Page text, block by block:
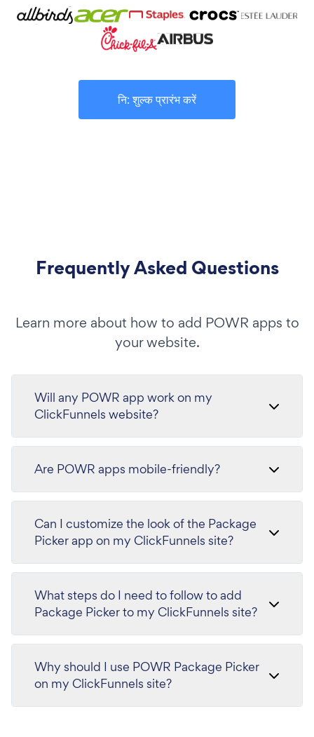
नि: शुल्क प्रारंभ करें
Frequently Asked Questions
Learn more about how to add POWR apps to
your website.
Will any POWR app work on my
ClickFunnels website?
Are POWR apps mobile-friendly?
Can I customize the look of the Package
Picker app on my ClickFunnels site?
What steps do I need to follow to add
Package Picker to my ClickFunnels site?
Why should I use POWR Package Picker
on my ClickFunnels site?